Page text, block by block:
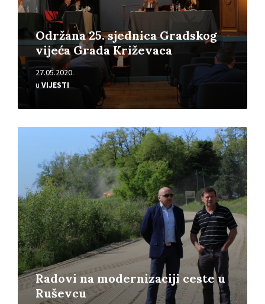
Održana 25. sjednica Gradskog
vijeća Grada Križevaca
27.05.2020.
uVIJESTI
Radovi na modernizaciji ceste u
Ruševcu
Pročitajte